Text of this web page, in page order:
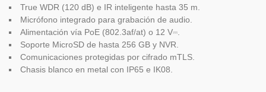
True WDR (120 dB) e IR inteligente hasta 35 m.
Micrófono integrado para grabación de audio.
Alimentación vía PoE (802.3af/at) o 12 V⎓.
Soporte MicroSD de hasta 256 GB y NVR.
Comunicaciones protegidas por cifrado mTLS.
Chasis blanco en metal con IP65 e IK08.